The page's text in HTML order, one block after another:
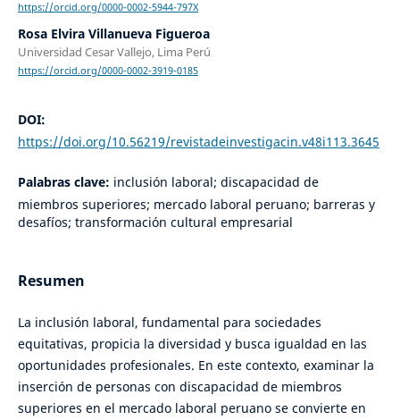
https://orcid.org/0000-0002-5944-797X
Rosa Elvira Villanueva Figueroa
Universidad Cesar Vallejo, Lima Perú
https://orcid.org/0000-0002-3919-0185
DOI:
https://doi.org/10.56219/revistadeinvestigacin.v48i113.3645
Palabras clave: inclusión laboral; discapacidad de
miembros superiores; mercado laboral peruano; barreras y
desafíos; transformación cultural empresarial
Resumen
La inclusión laboral, fundamental para sociedades
equitativas, propicia la diversidad y busca igualdad en las
oportunidades profesionales. En este contexto, examinar la
inserción de personas con discapacidad de miembros
superiores en el mercado laboral peruano se convierte en